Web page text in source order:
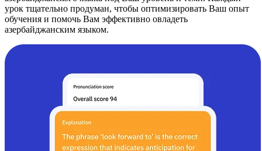
урок тщательно продуман, чтобы оптимизировать Ваш опыт
обучения и помочь Вам эффективно овладеть
азербайджанским языком.